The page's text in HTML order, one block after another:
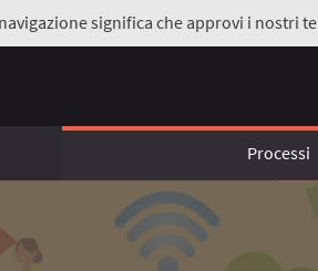
significa che approvi i nostri
Processi